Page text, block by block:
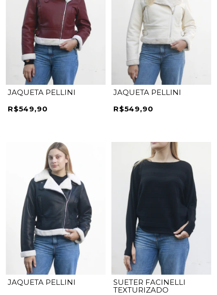
JAQUETA PELLINI
R$549,90
JAQUETA PELLINI
R$549,90
JAQUETA PELLINI
SUETER FACINELLI
TEXTURIZADO